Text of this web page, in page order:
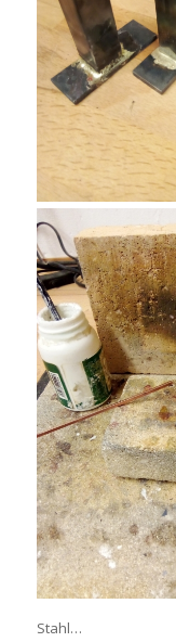
Stahl…